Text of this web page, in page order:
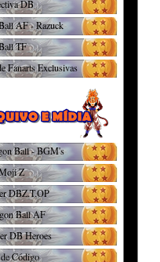
DB
AF - Razuck
TF
Fanarts Exclusivas
Ball - BGM's
Z
DBZ.T.OP
Ball AF
DB Heroes
Código